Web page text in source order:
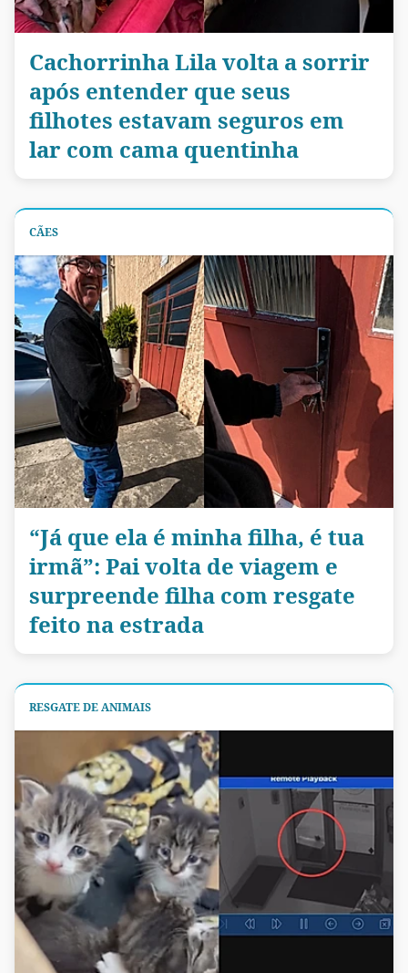
Cachorrinha Lila volta a sorrir
após entender que seus
filhotes estavam seguros em
lar com cama quentinha
CÃES
“Já que ela é minha filha, é tua
irmã”: Pai volta de viagem e
surpreende filha com resgate
feito na estrada
RESGATE DE ANIMAIS